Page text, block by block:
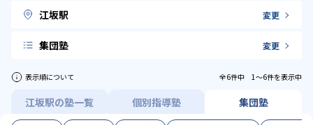
江坂駅 変更
集団塾 変更
表示順について 全6件中 1〜6件を表示中
江坂駅の塾一覧 個別指導塾 集団塾